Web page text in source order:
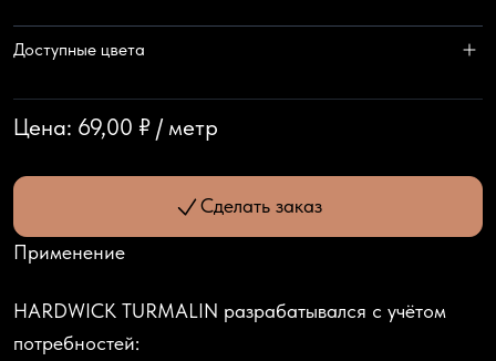
Доступные цвета
Цена: 69,00 ₽ / метр
Сделать заказ
Применение
HARDWICK TURMALIN разрабатывался с учётом
потребностей: